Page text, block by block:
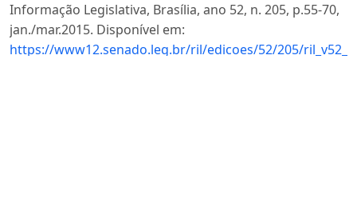
Informação Legislativa, Brasília, ano 52, n. 205, p.55-70,
jan./mar.2015. Disponível em:
https://www12.senado.leg.br/ril/edicoes/52/205/